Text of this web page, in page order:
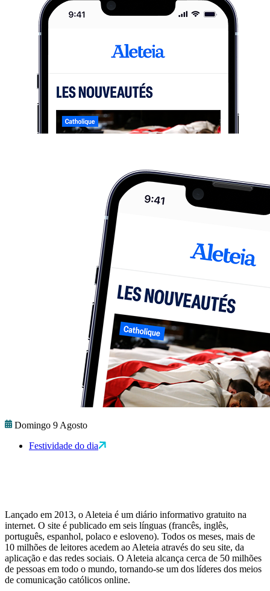
Domingo 9 Agosto
Festividade do dia
Lançado em 2013, o Aleteia é um diário informativo gratuito na
internet. O site é publicado em seis línguas (francês, inglês,
português, espanhol, polaco e esloveno). Todos os meses, mais de
10 milhões de leitores acedem ao Aleteia através do seu site, da
aplicação e das redes sociais. O Aleteia alcança cerca de 50 milhões
de pessoas em todo o mundo, tornando-se um dos líderes dos meios
de comunicação católicos online.